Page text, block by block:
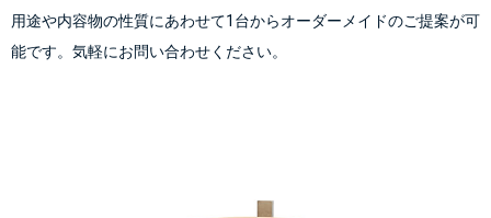
用途や内容物の性質にあわせて1台からオーダーメイドのご提案が可
能です。気軽にお問い合わせください。